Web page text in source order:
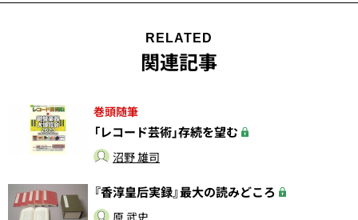
RELATED
関連記事
巻頭随筆
「レコード芸術」存続を望む
沼野 雄司
『香淳皇后実録』最大の読みどころ
原 武史